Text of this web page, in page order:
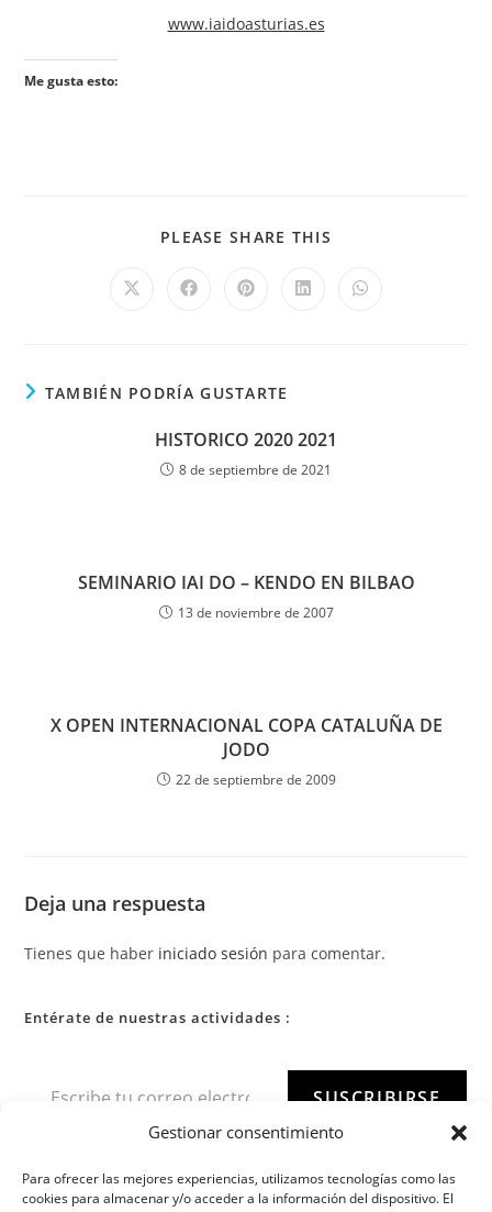
Gestionar consentimiento
Para ofrecer las mejores experiencias, utilizamos tecnologías como las
cookies para almacenar y/o acceder a la información del dispositivo. El
www.iaidoasturias.es
Me gusta esto:
PLEASE SHARE THIS
TAMBIÉN PODRÍA GUSTARTE
HISTORICO 2020 2021
8 de septiembre de 2021
SEMINARIO IAI DO – KENDO EN BILBAO
13 de noviembre de 2007
X OPEN INTERNACIONAL COPA CATALUÑA DE
JODO
22 de septiembre de 2009
Deja una respuesta
Tienes que haber iniciado sesión para comentar.
Entérate de nuestras actividades :
SUSCRIBIRSE